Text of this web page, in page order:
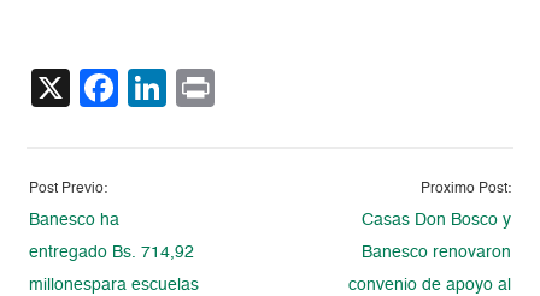
X Facebook
LinkedIn
Post Previo:
Banesco ha
entregado Bs. 714,92
millonespara escuelas
Proximo Post:
Casas Don Bosco y
Banesco renovaron
convenio de apoyo al